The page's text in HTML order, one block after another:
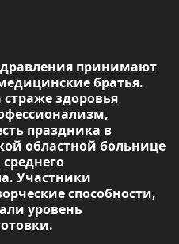
принимают
братья.
здоровья
праздника в
областной больнице
среднего
Участники
способности,
уровень